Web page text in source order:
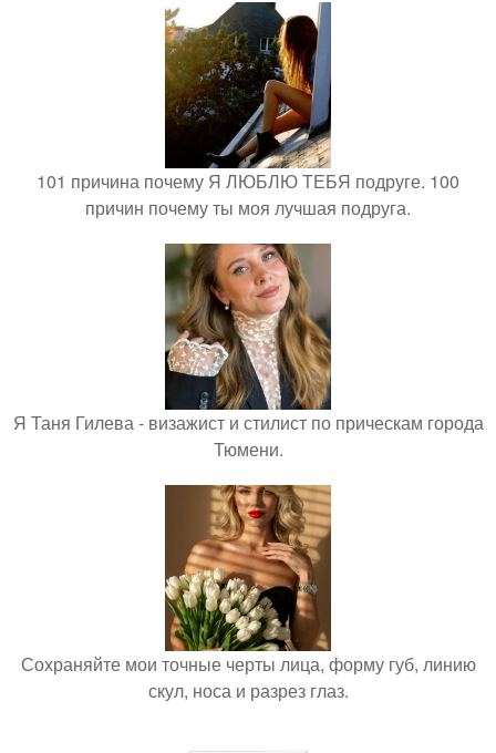
101 причина почему Я ЛЮБЛЮ ТЕБЯ подруге. 100
причин почему ты моя лучшая подруга.
Я Таня Гилева - визажист и стилист по прическам города
Тюмени.
Сохраняйте мои точные черты лица, форму губ, линию
скул, носа и разрез глаз.